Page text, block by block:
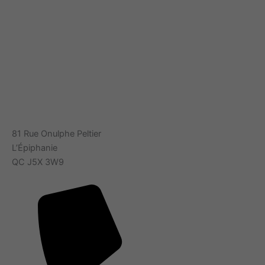
81 Rue Onulphe Peltier
L’Épiphanie
QC J5X 3W9